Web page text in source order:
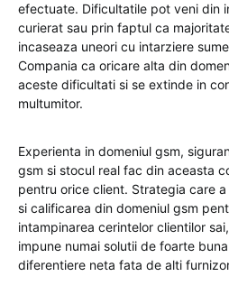
efectuate. Dificultatile pot veni din
curierat sau prin faptul ca
incaseaza uneori cu intarziere
Compania ca oricare alta din
aceste dificultati si se extinde in
multumitor.
Experienta in domeniul gsm,
gsm si stocul real fac din aceasta
pentru orice client. Strategia care
si calificarea din domeniul gsm
intampinarea cerintelor clientilor
impune numai solutii de foarte
diferentiere neta fata de alti